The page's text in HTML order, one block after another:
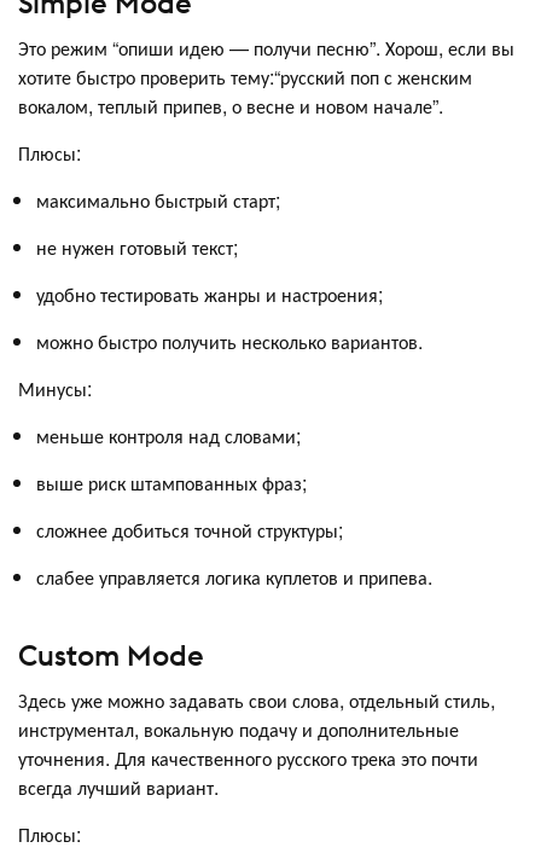
Это режим “опиши идею — получи песню”. Хорош, если вы
хотите быстро проверить тему:“русский поп с женским
вокалом, теплый припев, о весне и новом начале”.
Плюсы:
максимально быстрый старт;
не нужен готовый текст;
удобно тестировать жанры и настроения;
можно быстро получить несколько вариантов.
Минусы:
меньше контроля над словами;
выше риск штампованных фраз;
сложнее добиться точной структуры;
слабее управляется логика куплетов и припева.
Custom Mode
Здесь уже можно задавать свои слова, отдельный стиль,
инструментал, вокальную подачу и дополнительные
уточнения. Для качественного русского трека это почти
всегда лучший вариант.
Плюсы: